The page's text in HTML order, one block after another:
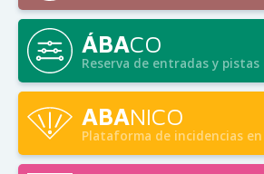
ÁBACO
Reserva de entradas y
ABANICO
Plataforma de incidencias